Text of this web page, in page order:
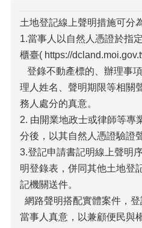
土地登記線上聲明措施可分
1.當事人以自然人憑證於指
櫃臺( https://
登錄不動產標的、辦理事
理人姓名、聲明期限等相關
務人處分的真意。
2. 由開業地政士或律師等專
分後，以其自然人憑證驗證
3.登記申請書記明線上聲明
明登錄表，併同其他土地登
記機關送件。
網路聲明搭配實體案件，
當事人真意，以兼顧便民與